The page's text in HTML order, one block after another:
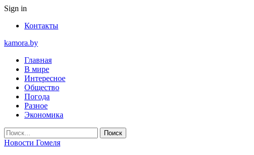
Sign in
Контакты
kamora.by
Главная
В мире
Интересное
Общество
Погода
Разное
Экономика
Новости Гомеля